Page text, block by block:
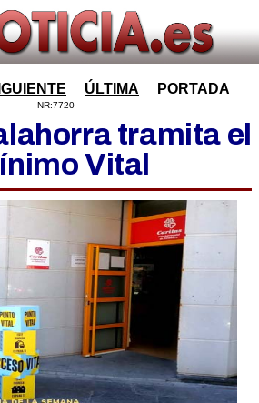
ÚLTIMA PORTADA
NR:7720
tramita el
Vital